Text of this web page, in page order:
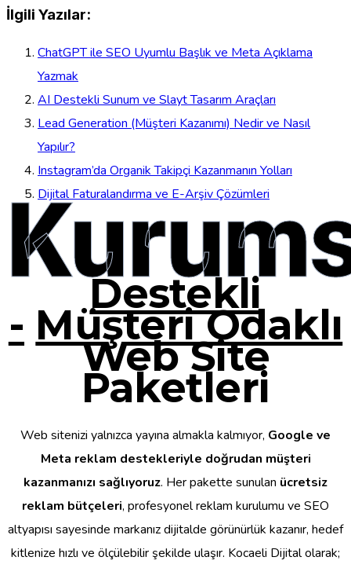
İlgili Yazılar:
ChatGPT ile SEO Uyumlu Başlık ve Meta Açıklama
Yazmak
AI Destekli Sunum ve Slayt Tasarım Araçları
Lead Generation (Müşteri Kazanımı) Nedir ve Nasıl
Yapılır?
Instagram’da Organik Takipçi Kazanmanın Yolları
Dijital Faturalandırma ve E-Arşiv Çözümleri
Destekli
- Müşteri Odaklı
Web Site
Paketleri
Web sitenizi yalnızca yayına almakla kalmıyor, Google ve
Meta reklam destekleriyle doğrudan müşteri
kazanmanızı sağlıyoruz. Her pakette sunulan ücretsiz
reklam bütçeleri, profesyonel reklam kurulumu ve SEO
altyapısı sayesinde markanız dijitalde görünürlük kazanır, hedef
kitlenize hızlı ve ölçülebilir şekilde ulaşır. Kocaeli Dijital olarak;